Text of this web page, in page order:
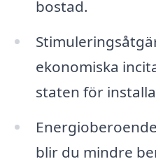
bostad.
ekonomiska
staten för
blir du mindre